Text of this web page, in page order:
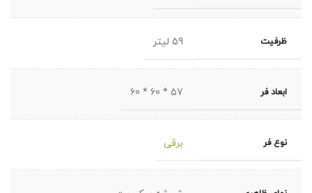
ظرفیت 59 لیتر
ابعاد فر 57 * 60 * 60
نوع فر برقی